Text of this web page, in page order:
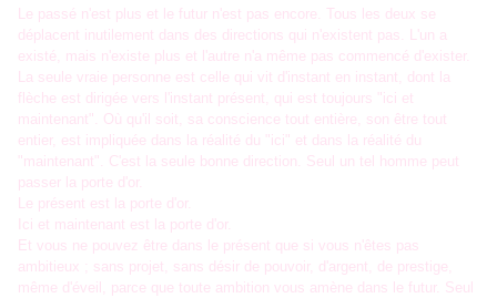
Le passé n'est plus et le futur n'est pas encore. Tous les deux se
déplacent inutilement dans des directions qui n'existent pas. L'un a
existé, mais n'existe plus et l'autre n'a même pas commencé d'exister.
La seule vraie personne est celle qui vit d'instant en instant, dont la
flèche est dirigée vers l'instant présent, qui est toujours "ici et
maintenant". Où qu'il soit, sa conscience tout entière, son être tout
entier, est impliquée dans la réalité du "ici" et dans la réalité du
"maintenant". C'est la seule bonne direction. Seul un tel homme peut
passer la porte d'or.
Le présent est la porte d'or.
Ici et maintenant est la porte d'or.
Et vous ne pouvez être dans le présent que si vous n'êtes pas
ambitieux ; sans projet, sans désir de pouvoir, d'argent, de prestige,
même d'éveil, parce que toute ambition vous amène dans le futur. Seul